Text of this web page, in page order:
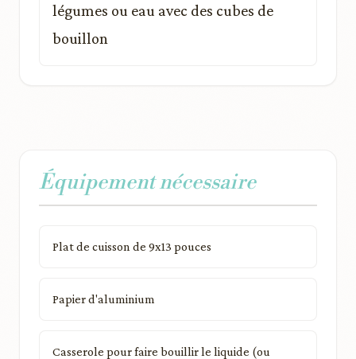
légumes ou eau avec des cubes de
bouillon
Équipement nécessaire
Plat de cuisson de 9x13 pouces
Papier d'aluminium
Casserole pour faire bouillir le liquide (ou